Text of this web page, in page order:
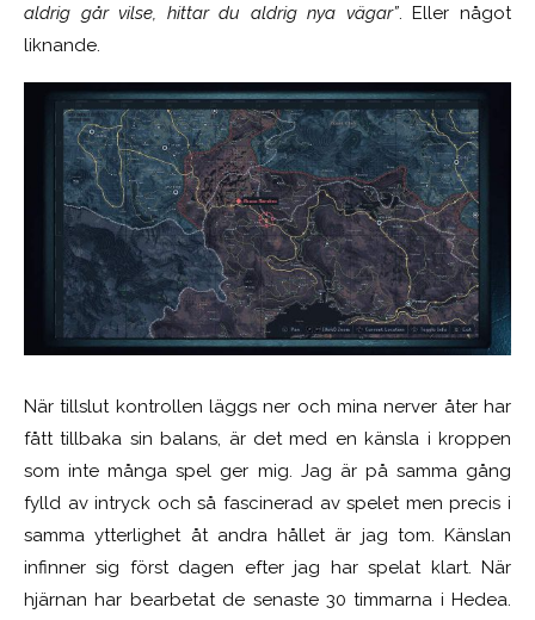
aldrig går vilse, hittar du aldrig nya vägar”. Eller något
liknande.
När tillslut kontrollen läggs ner och mina nerver åter har
fått tillbaka sin balans, är det med en känsla i kroppen
som inte många spel ger mig. Jag är på samma gång
fylld av intryck och så fascinerad av spelet men precis i
samma ytterlighet åt andra hållet är jag tom. Känslan
infinner sig först dagen efter jag har spelat klart. När
hjärnan har bearbetat de senaste 30 timmarna i Hedea.